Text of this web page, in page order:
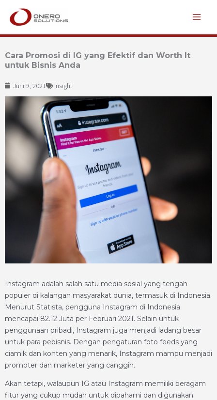
Lewati
Cara Promosi di IG yang Efektif dan Worth It
untuk Bisnis Anda
Juni 9, 2021 Insight
Instagram adalah salah satu media sosial yang tengah
populer di kalangan masyarakat dunia, termasuk di Indonesia.
Menurut Statista, pengguna Instagram di Indonesia
mencapai 82.12 Juta per Februari 2021. Selain untuk
penggunaan pribadi, Instagram juga menjadi ladang besar
untuk para pebisnis. Dengan pengaturan foto feeds yang
ciamik dan konten yang menarik, Instagram mampu menjadi
promoter dan marketer yang canggih.
Akan tetapi, walaupun IG atau Instagram memiliki beragam
fitur yang cukup mudah untuk dipahami dan digunakan